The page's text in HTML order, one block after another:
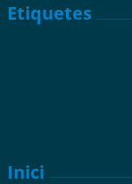
Etiquetes
Inici